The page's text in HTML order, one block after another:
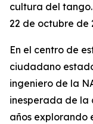
cultura del tango.
22 de octubre de
En el centro de
ciudadano
ingeniero de la
inesperada de la
años explorando